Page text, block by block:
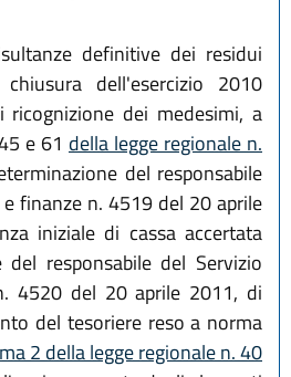
definitive dei residui
dell'esercizio 2010
dei medesimi, a
e 61 della legge regionale n.
del responsabile
finanze n. 4519 del 20 aprile
iniziale di cassa accertata
responsabile del Servizio
4520 del 20 aprile 2011, di
del tesoriere reso a norma
2 della legge regionale n. 40